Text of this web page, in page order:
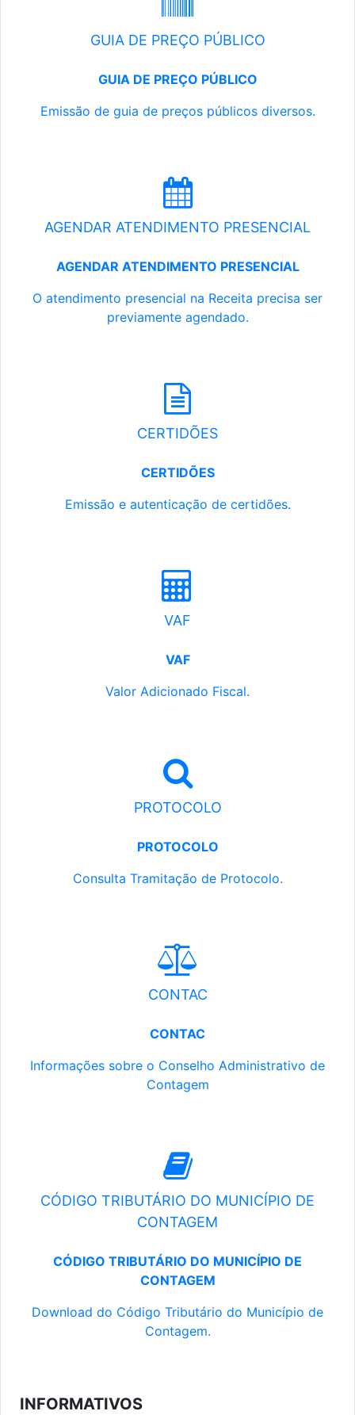
GUIA DE PREÇO PÚBLICO
GUIA DE PREÇO PÚBLICO
Emissão de guia de preços públicos diversos.
AGENDAR ATENDIMENTO PRESENCIAL
AGENDAR ATENDIMENTO PRESENCIAL
O atendimento presencial na Receita precisa ser
previamente agendado.
CERTIDÕES
CERTIDÕES
Emissão e autenticação de certidões.
VAF
VAF
Valor Adicionado Fiscal.
PROTOCOLO
PROTOCOLO
Consulta Tramitação de Protocolo.
CONTAC
CONTAC
Informações sobre o Conselho Administrativo de
Contagem
CÓDIGO TRIBUTÁRIO DO MUNICÍPIO DE
CONTAGEM
CÓDIGO TRIBUTÁRIO DO MUNICÍPIO DE
CONTAGEM
Download do Código Tributário do Município de
Contagem.
INFORMATIVOS